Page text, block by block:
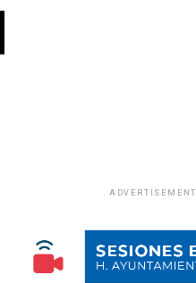
ADVERTISEMENT